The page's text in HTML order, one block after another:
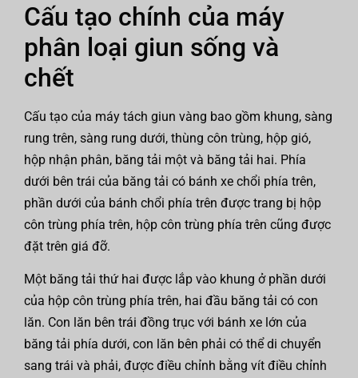
Cấu tạo chính của máy
phân loại giun sống và
chết
Cấu tạo của máy tách giun vàng bao gồm khung, sàng
rung trên, sàng rung dưới, thùng côn trùng, hộp gió,
hộp nhận phân, băng tải một và băng tải hai. Phía
dưới bên trái của băng tải có bánh xe chổi phía trên,
phần dưới của bánh chổi phía trên được trang bị hộp
côn trùng phía trên, hộp côn trùng phía trên cũng được
đặt trên giá đỡ.
Một băng tải thứ hai được lắp vào khung ở phần dưới
của hộp côn trùng phía trên, hai đầu băng tải có con
lăn. Con lăn bên trái đồng trục với bánh xe lớn của
băng tải phía dưới, con lăn bên phải có thể di chuyển
sang trái và phải, được điều chỉnh bằng vít điều chỉnh